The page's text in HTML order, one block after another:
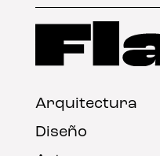
Arquitectura
Diseño